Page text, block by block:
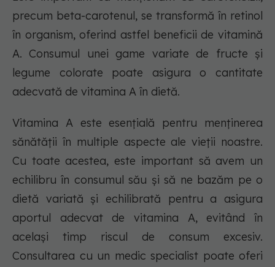
precum beta-carotenul, se transformă în retinol
în organism, oferind astfel beneficii de vitamină
A. Consumul unei game variate de fructe și
legume colorate poate asigura o cantitate
adecvată de vitamina A în dietă.
Vitamina A este esențială pentru menținerea
sănătății în multiple aspecte ale vieții noastre.
Cu toate acestea, este important să avem un
echilibru în consumul său și să ne bazăm pe o
dietă variată și echilibrată pentru a asigura
aportul adecvat de vitamina A, evitând în
același timp riscul de consum excesiv.
Consultarea cu un medic specialist poate oferi